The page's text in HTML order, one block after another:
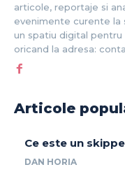
articole, reportaje si
evenimente curente
un spatiu digital
oricand la adresa:
Articole
Ce este un
DAN HORIA